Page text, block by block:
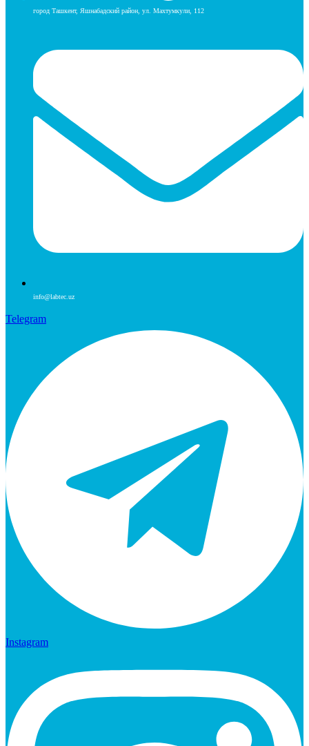
город Ташкент, Яшнабадский район, ул. Махтумкули, 112
info@labtec.uz
Telegram
Instagram